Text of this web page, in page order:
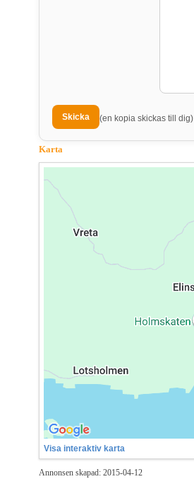
(en kopia skickas till dig)
Karta
Visa interaktiv karta
Annonsen skapad: 2015-04-12